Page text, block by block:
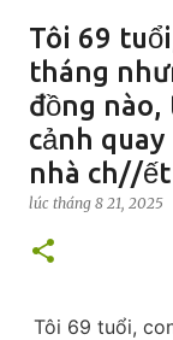
Tôi 69
tháng
đồng
cảnh
nhà ch//
lúc tháng 8 21, 2025
Tôi 69 tuổi,